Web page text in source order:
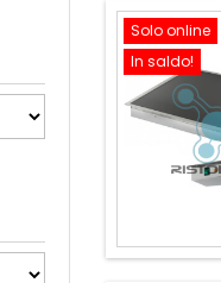
Solo online
In saldo!